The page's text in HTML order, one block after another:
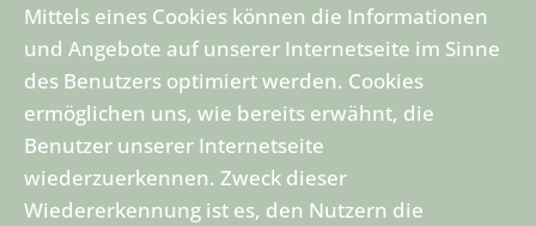
Mittels eines Cookies können die Informationen
und Angebote auf unserer Internetseite im Sinne
des Benutzers optimiert werden. Cookies
ermöglichen uns, wie bereits erwähnt, die
Benutzer unserer Internetseite
wiederzuerkennen. Zweck dieser
Wiedererkennung ist es, den Nutzern die